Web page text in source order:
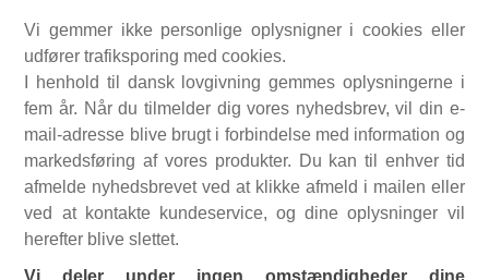
Vi gemmer ikke personlige oplysnigner i cookies eller
udfører trafiksporing med cookies.
I henhold til dansk lovgivning gemmes oplysningerne i
fem år. Når du tilmelder dig vores nyhedsbrev, vil din e-
mail-adresse blive brugt i forbindelse med information og
markedsføring af vores produkter. Du kan til enhver tid
afmelde nyhedsbrevet ved at klikke afmeld i mailen eller
ved at kontakte kundeservice, og dine oplysninger vil
herefter blive slettet.
Vi deler under ingen omstændigheder dine